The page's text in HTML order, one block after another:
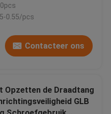
0.55/pcs
Contacteer ons
Opzetten de Draadtang
GLB